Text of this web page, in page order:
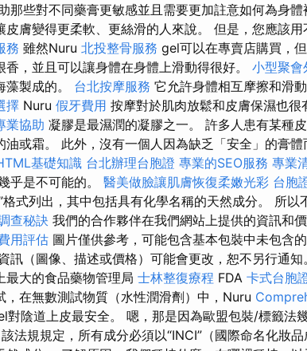
那些對不同藥膏更敏感並且需要更加註意如何為身體
皮膚變得更柔軟、更絲滑的人來說。 但是，您應該用
務 雖然Nuru 北投整骨服務 gel可以在專賣店購買，
香，並且可以讓身體在身體上滑動得很好。 小型聚會
藻製成的。 台北按摩服務 它允許身體相互摩擦和滑
擇 Nuru 假牙費用 按摩對於肌肉放鬆和皮膚保濕也很
業協助 凝膠是最濕潤的凝膠之一。 許多人患有某種
油或霜。 此外，沒有一個人因為缺乏「安全」的膏
基礎知識 台北辦理台胞證 專業的SEO服務 專業
乎是不可能的。 醫美做臉讓肌膚恢復柔嫩光彩 台胞
格式列出，其中包括具有化學名稱的天然成分。 所
查秘訣 我們的合作夥伴在我們網站上提供的資訊和
用評估 圖片僅供參考，可能包含基本包裝中未包含的
訊（圖像、描述或價格）可能會更改，恕不另行通知
最大的食品藥物管理局 士林整復療程 FDA 卡式台胞
，在無數測試物質（水性潤滑劑）中，Nuru
對陰道上皮最安全。 嗯，那是因為歐盟包裝/標籤法
法規規定，所有成分必須以“INCI”（國際命名化妝